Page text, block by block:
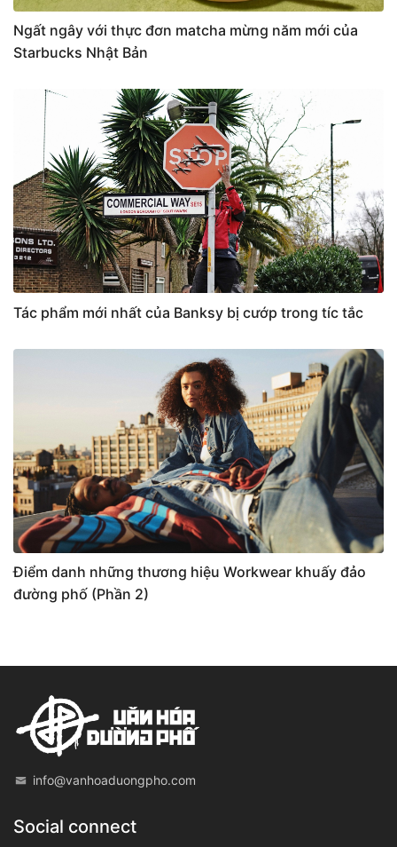
Ngất ngây với thực đơn matcha mừng năm mới của
Starbucks Nhật Bản
Tác phẩm mới nhất của Banksy bị cướp trong tíc tắc
Điểm danh những thương hiệu Workwear khuấy đảo
đường phố (Phần 2)
info@vanhoaduongpho.com
Social connect